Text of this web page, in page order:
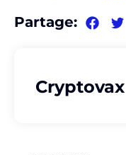
Partage:
Cryptovax